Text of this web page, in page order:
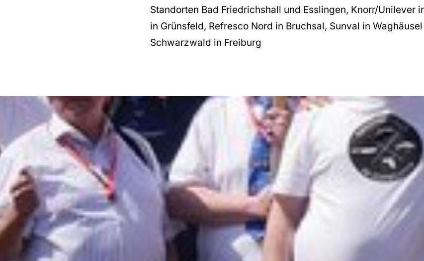
Standorten Bad Friedrichshall und Esslingen, Knorr/Unilever
in Grünsfeld, Refresco Nord in Bruchsal, Sunval in
Schwarzwald in Freiburg